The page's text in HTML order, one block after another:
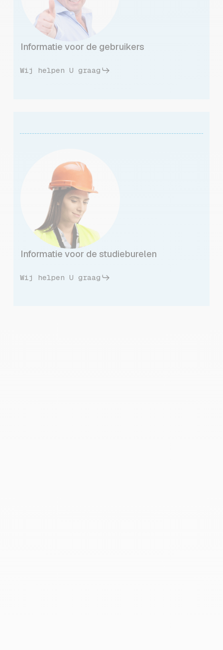
Informatie voor de gebruikers
Wij helpen U graag
Informatie voor de studieburelen
Wij helpen U graag